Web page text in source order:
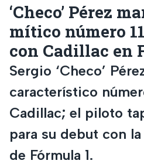
‘Checo’ Pérez
mítico número
con Cadillac en
Sergio ‘Checo’
característico
Cadillac; el piloto
para su debut con
de Fórmula 1.